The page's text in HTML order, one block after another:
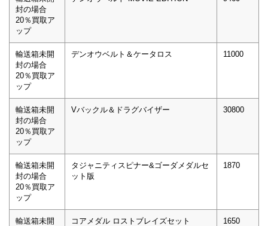
封の場合
20％買取ア
ップ
輸送箱未開
封の場合
20％買取ア
ップ
デンオウベルト＆ケータロス 11000
輸送箱未開
封の場合
20％買取ア
ップ
Vバックル＆ドラグバイザー 30800
輸送箱未開
封の場合
20％買取ア
ップ
タジャニティスピナー&ゴーダメダルセ
ット版
1870
輸送箱未開
コアメダル ロストブレイズセット 1650